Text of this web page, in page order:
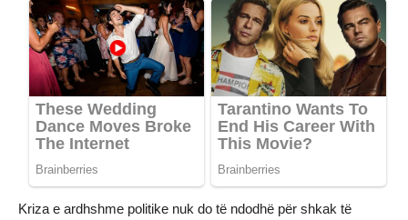
Kriza e ardhshme politike nuk do të ndodhë për shkak të